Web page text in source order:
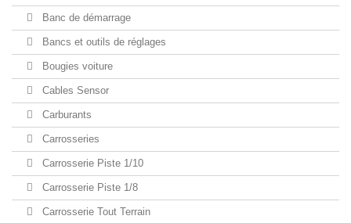
Banc de démarrage
Bancs et outils de réglages
Bougies voiture
Cables Sensor
Carburants
Carrosseries
Carrosserie Piste 1/10
Carrosserie Piste 1/8
Carrosserie Tout Terrain